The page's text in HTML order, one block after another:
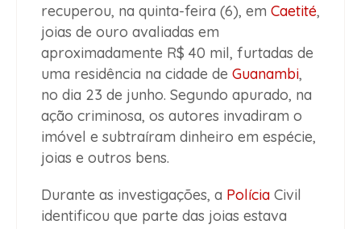
recuperou, na quinta-feira (6), em Caetité,
joias de ouro avaliadas em
aproximadamente R$ 40 mil, furtadas de
uma residência na cidade de Guanambi,
no dia 23 de junho. Segundo apurado, na
ação criminosa, os autores invadiram o
imóvel e subtraíram dinheiro em espécie,
joias e outros bens.
Durante as investigações, a Polícia Civil
identificou que parte das joias estava